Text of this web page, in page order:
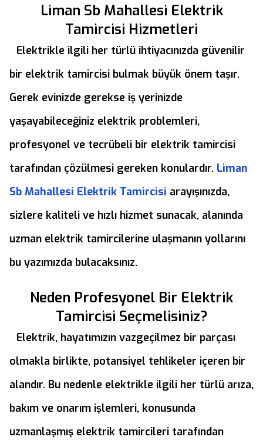
Liman Sb Mahallesi Elektrik
Tamircisi Hizmetleri
Elektrikle ilgili her türlü ihtiyacınızda güvenilir
bir elektrik tamircisi bulmak büyük önem taşır.
Gerek evinizde gerekse iş yerinizde
yaşayabileceğiniz elektrik problemleri,
profesyonel ve tecrübeli bir elektrik tamircisi
tarafından çözülmesi gereken konulardır. Liman
Sb Mahallesi Elektrik Tamircisi arayışınızda,
sizlere kaliteli ve hızlı hizmet sunacak, alanında
uzman elektrik tamircilerine ulaşmanın yollarını
bu yazımızda bulacaksınız.
Neden Profesyonel Bir Elektrik
Tamircisi Seçmelisiniz?
Elektrik, hayatımızın vazgeçilmez bir parçası
olmakla birlikte, potansiyel tehlikeler içeren bir
alandır. Bu nedenle elektrikle ilgili her türlü arıza,
bakım ve onarım işlemleri, konusunda
uzmanlaşmış elektrik tamircileri tarafından